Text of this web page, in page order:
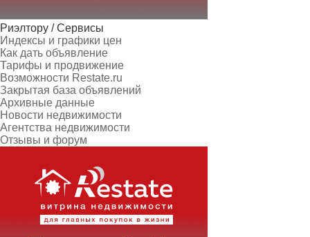
Риэлтору / Сервисы
Индексы и графики цен
Как дать объявление
Тарифы и продвижение
Возможности Restate.ru
Закрытая база объявлений
Архивные данные
Новости недвижимости
Агентства недвижимости
Отзывы и форум